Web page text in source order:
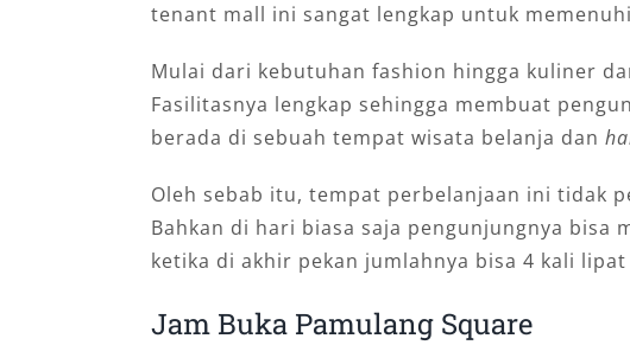
tenant mall ini sangat lengkap untuk
Mulai dari kebutuhan fashion hingga kuliner
Fasilitasnya lengkap sehingga membuat
berada di sebuah tempat wisata belanja dan
Oleh sebab itu, tempat perbelanjaan ini tidak
Bahkan di hari biasa saja pengunjungnya bisa
ketika di akhir pekan jumlahnya bisa 4 kali
Jam Buka Pamulang Square